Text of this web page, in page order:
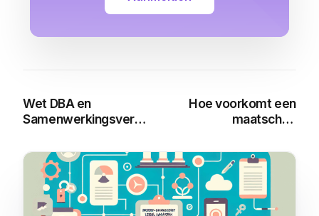
Wet DBA en
Samenwerkingsverbanden
Hoe voorkomt een
maatschap
You may also like